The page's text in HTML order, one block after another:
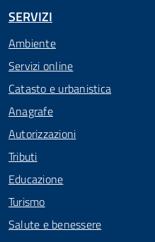
SERVIZI
Ambiente
Servizi online
Catasto e urbanistica
Anagrafe
Autorizzazioni
Tributi
Educazione
Turismo
Salute e benessere